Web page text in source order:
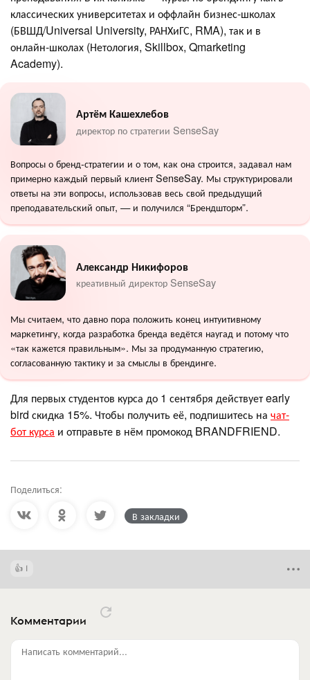
классических университетах и оффлайн бизнес-школах
(БВШД/Universal University, РАНХиГС, RMA), так и в
онлайн-школах (Нетология, Skillboх, Qmarketing
Academy).
Артём Кашехлебов
директор по стратегии SenseSay
Вопросы о бренд-стратегии и о том, как она строится, задавал нам
примерно каждый первый клиент SenseSay. Мы структурировали
ответы на эти вопросы, использовав весь свой предыдущий
преподавательский опыт, — и получился “Брендшторм”.
Александр Никифоров
креативный директор SenseSay
Мы считаем, что давно пора положить конец интуитивному
маркетингу, когда разработка бренда ведётся наугад и потому что
«так кажется правильным». Мы за продуманную стратегию,
согласованную тактику и за смыслы в брендинге.
Для первых студентов курса до 1 сентября действует early
bird скидка 15%. Чтобы получить её, подпишитесь на чат-
бот курса и отправьте в нём промокод BRANDFRIEND.
Поделиться:
В закладки
1
Комментарии
Написать комментарий...